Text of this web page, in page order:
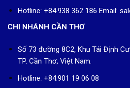
Hotline: +84.938 362 186 Email:
CHI NHÁNH CẦN THƠ
Số 73 đường 8C2, Khu Tái Định Cư
TP. Cần Thơ, Việt Nam.
Hotline: +84.901 19 06 08